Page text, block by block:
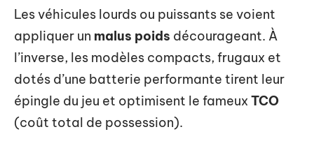
Les véhicules lourds ou puissants se voient
appliquer un malus poids décourageant. À
l’inverse, les modèles compacts, frugaux et
dotés d’une batterie performante tirent leur
épingle du jeu et optimisent le fameux TCO
(coût total de possession).